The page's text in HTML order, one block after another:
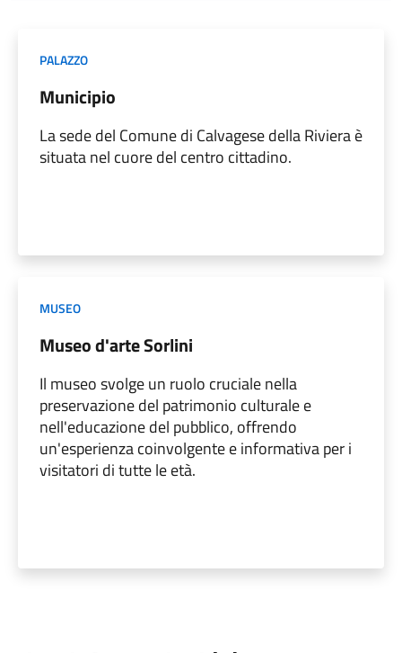
PALAZZO
Municipio
La sede del Comune di Calvagese della Riviera è
situata nel cuore del centro cittadino.
MUSEO
Museo d'arte Sorlini
Il museo svolge un ruolo cruciale nella
preservazione del patrimonio culturale e
nell'educazione del pubblico, offrendo
un'esperienza coinvolgente e informativa per i
visitatori di tutte le età.